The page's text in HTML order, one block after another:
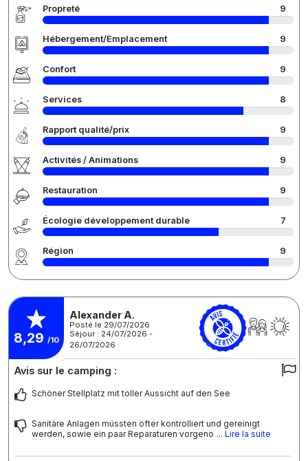
Propreté 9
Hébergement/Emplacement 9
Confort 9
Services 8
Rapport qualité/prix 9
Activités / Animations 9
Restauration 9
Écologie développement durable 7
Région 9
8,29 /10
Alexander A.
Posté le 29/07/2026
Séjour : 24/07/2026 -
26/07/2026
Avis sur le camping :
Schöner Stellplatz mit toller Aussicht auf den See
Sanitäre Anlagen müssten öfter kontrolliert und gereinigt
werden, sowie ein paar Reparaturen vorgeno ... Lire la suite